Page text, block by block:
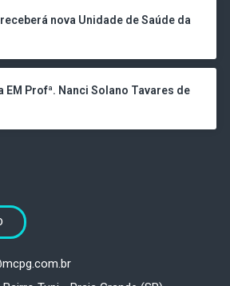
nova Unidade de Saúde da
EM Profª. Nanci Solano Tavares de